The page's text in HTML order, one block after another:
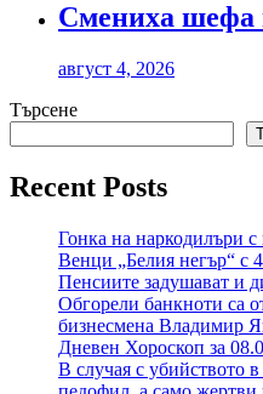
Смениха шефа
август 4, 2026
Търсене
Recent Posts
Гонка на наркодилъри
Венци „Белия негър“ с
Пенсиите задушават и
Обгорели банкноти са
бизнесмена Владимир
Дневен Хороскоп за
В случая с убийството